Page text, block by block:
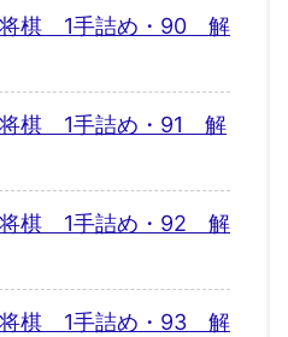
将棋 1手詰め・90 解
将棋 1手詰め・91 解
将棋 1手詰め・92 解
将棋 1手詰め・93 解